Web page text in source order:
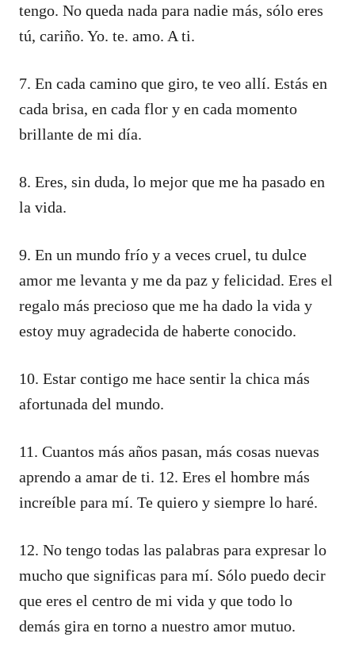
tengo. No queda nada para nadie más, sólo eres
tú, cariño. Yo. te. amo. A ti.
7. En cada camino que giro, te veo allí. Estás en
cada brisa, en cada flor y en cada momento
brillante de mi día.
8. Eres, sin duda, lo mejor que me ha pasado en
la vida.
9. En un mundo frío y a veces cruel, tu dulce
amor me levanta y me da paz y felicidad. Eres el
regalo más precioso que me ha dado la vida y
estoy muy agradecida de haberte conocido.
10. Estar contigo me hace sentir la chica más
afortunada del mundo.
11. Cuantos más años pasan, más cosas nuevas
aprendo a amar de ti. 12. Eres el hombre más
increíble para mí. Te quiero y siempre lo haré.
12. No tengo todas las palabras para expresar lo
mucho que significas para mí. Sólo puedo decir
que eres el centro de mi vida y que todo lo
demás gira en torno a nuestro amor mutuo.